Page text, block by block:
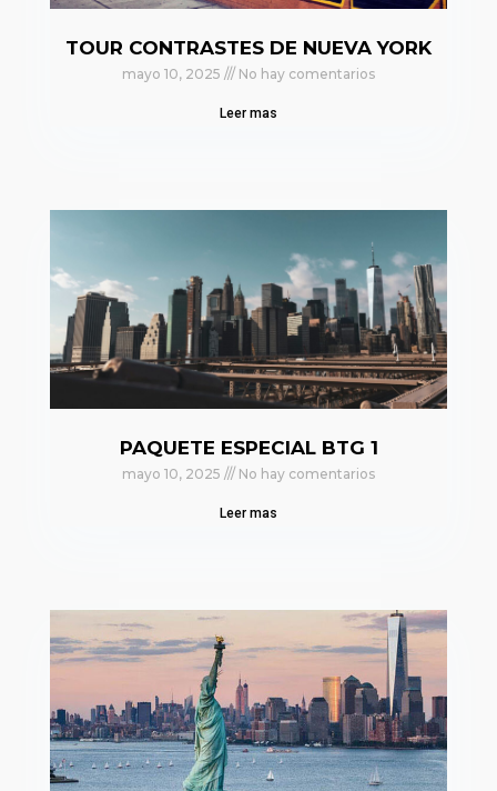
TOUR CONTRASTES DE NUEVA YORK
mayo 10, 2025 No hay comentarios
Leer mas
PAQUETE ESPECIAL BTG 1
mayo 10, 2025 No hay comentarios
Leer mas